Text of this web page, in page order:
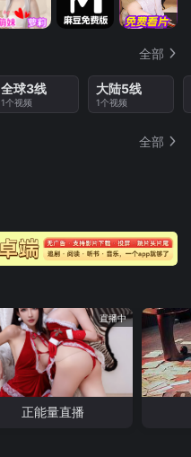
全部
全球3线
1个视频
大陆5线
1个视频
全部
直播中
正能量直播